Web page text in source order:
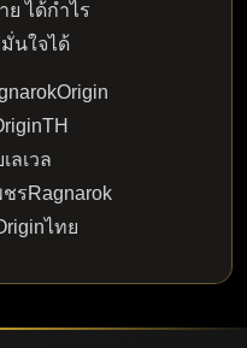
ย ได้กำไร
นใจได้
ลเวล
ชรRagnarok
ไทย